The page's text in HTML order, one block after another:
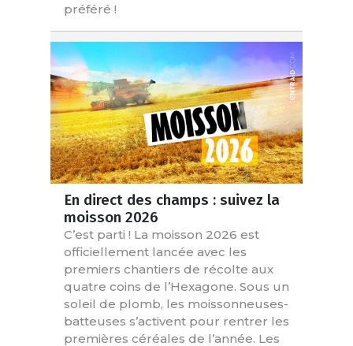
préféré !
En direct des champs : suivez la
moisson 2026
C’est parti ! La moisson 2026 est
officiellement lancée avec les
premiers chantiers de récolte aux
quatre coins de l’Hexagone. Sous un
soleil de plomb, les moissonneuses-
batteuses s’activent pour rentrer les
premières céréales de l’année. Les